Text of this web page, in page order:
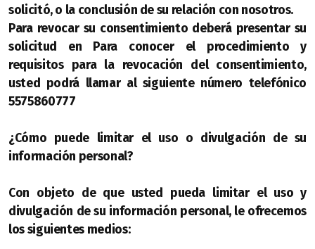
solicitó, o la conclusión de su relación con nosotros.
Para revocar su consentimiento deberá presentar su
solicitud en Para conocer el procedimiento y
requisitos para la revocación del consentimiento,
usted podrá llamar al siguiente número telefónico
5575860777
¿Cómo puede limitar el uso o divulgación de su
información personal?
Con objeto de que usted pueda limitar el uso y
divulgación de su información personal, le ofrecemos
los siguientes medios: